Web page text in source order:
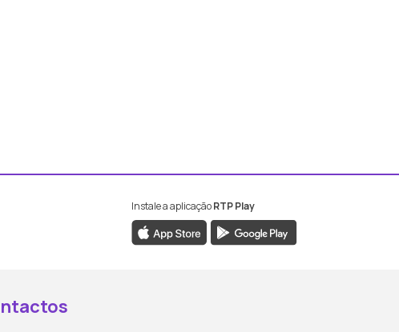
da RTP Antena 2
Instagram da RTP Antena 2
ao YouTube da RTP Antena 2
Aceder ao X da RTP Antena 2
Instale a aplicaçãoRTP Play